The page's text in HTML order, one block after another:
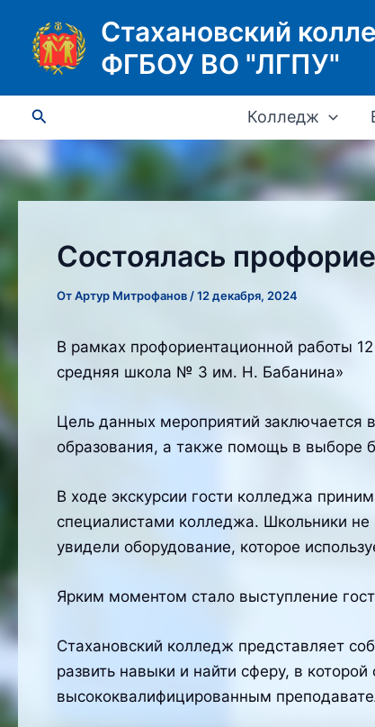
содержимому
Стахановский
ФГБОУ ВО "ЛГПУ"
Поиск Колледж
Состоялась
ОтАртур Митрофанов /12 декабря, 2024
В рамках профориентационной работы
средняя школа № 3 им. Н. Бабанина»
Цель данных мероприятий заключается
образования, а также помощь в выборе
В ходе экскурсии гости колледжа
специалистами колледжа. Школьники
увидели оборудование, которое
Ярким моментом стало выступление
Стахановский колледж представляет
развить навыки и найти сферу, в
высококвалифицированным